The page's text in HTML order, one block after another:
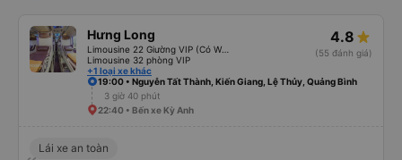
Hưng Long
Limousine 32 phòng VIP
+1 loại xe khác
4.8
(55 đánh giá)
19:00 • Nguyễn Tất Thành, Kiến Giang, Lệ Thủy, Quảng Bình
3 giờ 40 phút
22:40 • Bến xe Kỳ Anh
Lái xe an toàn